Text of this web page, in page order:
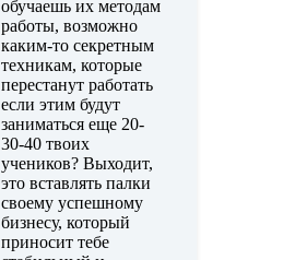
обучаешь их методам
работы, возможно
каким-то секретным
техникам, которые
перестанут работать
если этим будут
заниматься еще 20-
30-40 твоих
учеников? Выходит,
это вставлять палки
своему успешному
бизнесу, который
приносит тебе